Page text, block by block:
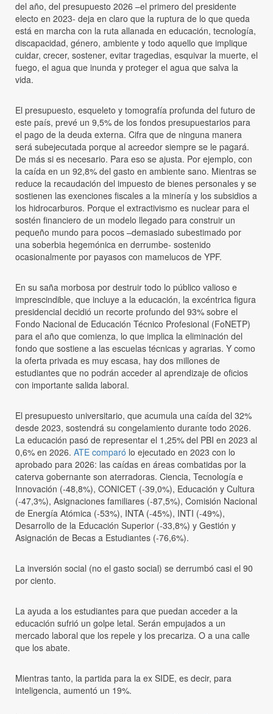
del año, del presupuesto 2026 –el primero del presidente
electo en 2023- deja en claro que la ruptura de lo que queda
está en marcha con la ruta allanada en educación, tecnología,
discapacidad, género, ambiente y todo aquello que implique
cuidar, crecer, sostener, evitar tragedias, esquivar la muerte, el
fuego, el agua que inunda y proteger el agua que salva la
vida.
El presupuesto, esqueleto y tomografía profunda del futuro de
este país, prevé un 9,5% de los fondos presupuestarios para
el pago de la deuda externa. Cifra que de ninguna manera
será subejecutada porque al acreedor siempre se le pagará.
De más si es necesario. Para eso se ajusta. Por ejemplo, con
la caída en un 92,8% del gasto en ambiente sano. Mientras se
reduce la recaudación del impuesto de bienes personales y se
sostienen las exenciones fiscales a la minería y los subsidios a
los hidrocarburos. Porque el extractivismo es nuclear para el
sostén financiero de un modelo llegado para construir un
pequeño mundo para pocos –demasiado subestimado por
una soberbia hegemónica en derrumbe- sostenido
ocasionalmente por payasos con mamelucos de YPF.
En su saña morbosa por destruir todo lo público valioso e
imprescindible, que incluye a la educación, la excéntrica figura
presidencial decidió un recorte profundo del 93% sobre el
Fondo Nacional de Educación Técnico Profesional (FoNETP)
para el año que comienza, lo que implica la eliminación del
fondo que sostiene a las escuelas técnicas y agrarias. Y como
la oferta privada es muy escasa, hay dos millones de
estudiantes que no podrán acceder al aprendizaje de oficios
con importante salida laboral.
El presupuesto universitario, que acumula una caída del 32%
desde 2023, sostendrá su congelamiento durante todo 2026.
La educación pasó de representar el 1,25% del PBI en 2023 al
0,6% en 2026. ATE comparó lo ejecutado en 2023 con lo
aprobado para 2026: las caídas en áreas combatidas por la
caterva gobernante son aterradoras. Ciencia, Tecnología e
Innovación (-48,8%), CONICET (-39,0%), Educación y Cultura
(-47,3%), Asignaciones familiares (-87,5%), Comisión Nacional
de Energía Atómica (-53%), INTA (-45%), INTI (-49%),
Desarrollo de la Educación Superior (-33,8%) y Gestión y
Asignación de Becas a Estudiantes (-76,6%).
La inversión social (no el gasto social) se derrumbó casi el 90
por ciento.
La ayuda a los estudiantes para que puedan acceder a la
educación sufrió un golpe letal. Serán empujados a un
mercado laboral que los repele y los precariza. O a una calle
que los abate.
Mientras tanto, la partida para la ex SIDE, es decir, para
inteligencia, aumentó un 19%.